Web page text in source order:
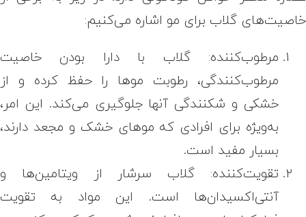
خاصیت‌های گلاب برای مو اشاره می‌کنیم:
مرطوب‌کننده: گلاب با دارا بودن خاصیت
مرطوب‌کنندگی، رطوبت موها را حفظ کرده و از
خشکی و شکنندگی آنها جلوگیری می‌کند. این امر،
به‌ویژه برای افرادی که موهای خشک و مجعد دارند،
بسیار مفید است.
تقویت‌کننده: گلاب سرشار از ویتامین‌ها و
آنتی‌اکسیدان‌ها است. این مواد به تقویت